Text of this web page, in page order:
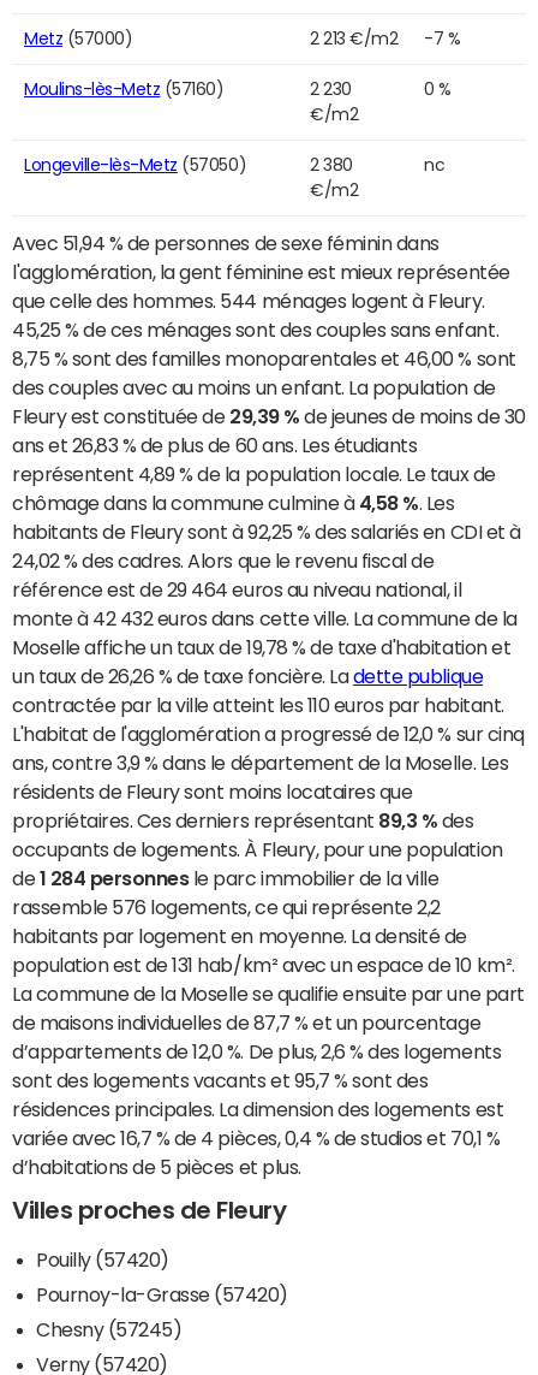
Metz (57000) 2 213 €/m2 -7 %
Moulins-lès-Metz (57160)
2 230
€/m2
0 %
Longeville-lès-Metz (57050)
2 380
€/m2
nc
Avec 51,94 % de personnes de sexe féminin dans
l'agglomération, la gent féminine est mieux représentée
que celle des hommes. 544 ménages logent à Fleury.
45,25 % de ces ménages sont des couples sans enfant.
8,75 % sont des familles monoparentales et 46,00 % sont
des couples avec au moins un enfant. La population de
Fleury est constituée de 29,39 % de jeunes de moins de 30
ans et 26,83 % de plus de 60 ans. Les étudiants
représentent 4,89 % de la population locale. Le taux de
chômage dans la commune culmine à 4,58 % . Les
habitants de Fleury sont à 92,25 % des salariés en CDI et à
24,02 % des cadres. Alors que le revenu fiscal de
référence est de 29 464 euros au niveau national, il
monte à 42 432 euros dans cette ville. La commune de la
Moselle affiche un taux de 19,78 % de taxe d'habitation et
un taux de 26,26 % de taxe foncière. Ladette publique
contractée par la ville atteint les 110 euros par habitant.
L'habitat de l'agglomération a progressé de 12,0 % sur cinq
ans, contre 3,9 % dans le département de la Moselle. Les
résidents de Fleury sont moins locataires que
propriétaires. Ces derniers représentant 89,3 % des
occupants de logements. À Fleury, pour une population
de1 284 personnesle parc immobilier de la ville
rassemble 576 logements, ce qui représente 2,2
habitants par logement en moyenne. La densité de
population est de 131 hab/km² avec un espace de 10 km².
La commune de la Moselle se qualifie ensuite par une part
de maisons individuelles de 87,7 % et un pourcentage
d’appartements de 12,0 %. De plus, 2,6 % des logements
sont des logements vacants et 95,7 % sont des
résidences principales. La dimension des logements est
variée avec 16,7 % de 4 pièces, 0,4 % de studios et 70,1 %
d’habitations de 5 pièces et plus.
Villes proches de Fleury
Pouilly (57420)
Pournoy-la-Grasse (57420)
Chesny (57245)
Verny (57420)